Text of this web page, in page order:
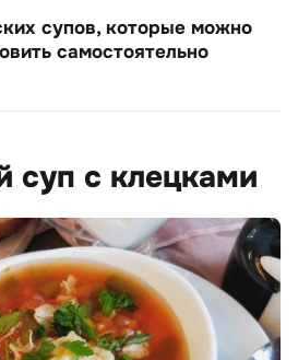
супов, которые можно
самостоятельно
суп с клецками